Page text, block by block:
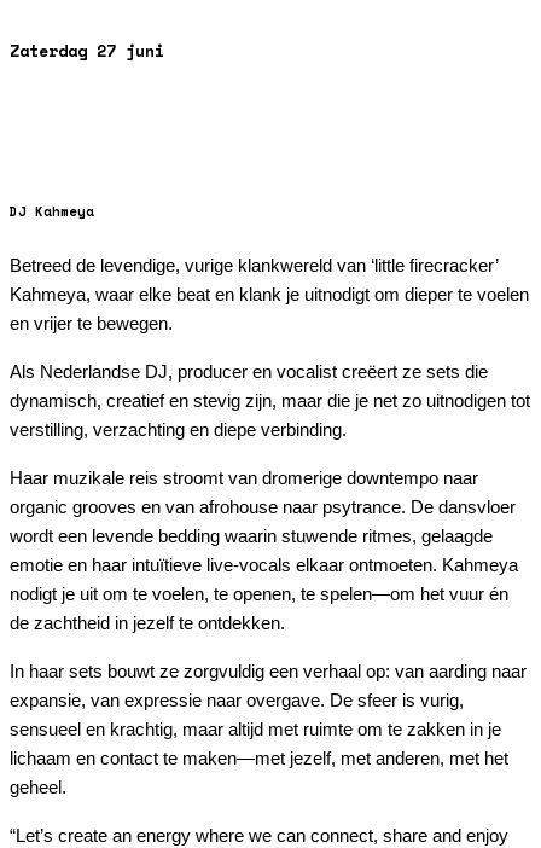
Zaterdag 27 juni
DJ Kahmeya
Betreed de levendige, vurige klankwereld van ‘little firecracker’
Kahmeya, waar elke beat en klank je uitnodigt om dieper te voelen
en vrijer te bewegen.
Als Nederlandse DJ, producer en vocalist creëert ze sets die
dynamisch, creatief en stevig zijn, maar die je net zo uitnodigen tot
verstilling, verzachting en diepe verbinding.
Haar muzikale reis stroomt van dromerige downtempo naar
organic grooves en van afrohouse naar psytrance. De dansvloer
wordt een levende bedding waarin stuwende ritmes, gelaagde
emotie en haar intuïtieve live-vocals elkaar ontmoeten. Kahmeya
nodigt je uit om te voelen, te openen, te spelen—om het vuur én
de zachtheid in jezelf te ontdekken.
In haar sets bouwt ze zorgvuldig een verhaal op: van aarding naar
expansie, van expressie naar overgave. De sfeer is vurig,
sensueel en krachtig, maar altijd met ruimte om te zakken in je
lichaam en contact te maken—met jezelf, met anderen, met het
geheel.
“Let’s create an energy where we can connect, share and enjoy